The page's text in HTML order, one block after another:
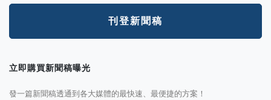
刊登新聞稿
立即購買新聞稿曝光
發一篇新聞稿透通到各大媒體的最快速、最便捷的方案！